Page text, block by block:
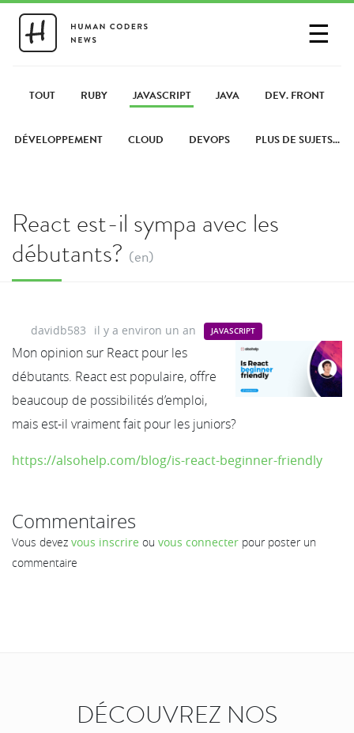
☰
PARTAGER UN LIEN
TOUT RUBY JAVASCRIPT JAVA DEV. FRONT
DÉVELOPPEMENT CLOUD DEVOPS PLUS DE SUJETS...
React est-il sympa avec les
débutants? (en)
davidb583 il y a environ un an JAVASCRIPT
Mon opinion sur React pour les
débutants. React est populaire, offre
beaucoup de possibilités d’emploi,
mais est-il vraiment fait pour les juniors?
https://alsohelp.com/blog/is-react-beginner-friendly
Commentaires
Vous devez vous inscrire ou vous connecter pour poster un
commentaire
DÉCOUVREZ NOS